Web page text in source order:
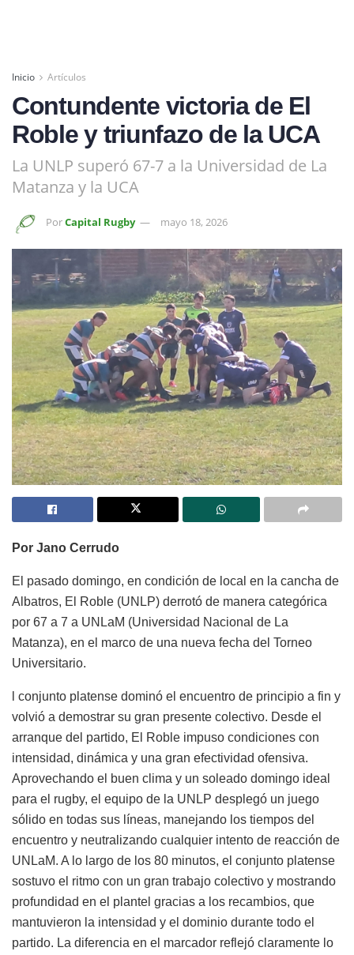
Inicio Artículos
Contundente victoria de El
Roble y triunfazo de la UCA
La UNLP superó 67-7 a la Universidad de La
Matanza y la UCA
PorCapital Rugby mayo 18, 2026
Por Jano Cerrudo
El pasado domingo, en condición de local en la cancha de
Albatros, El Roble (UNLP) derrotó de manera categórica
por 67 a 7 a UNLaM (Universidad Nacional de La
Matanza), en el marco de una nueva fecha del Torneo
Universitario.
l conjunto platense dominó el encuentro de principio a fin y
volvió a demostrar su gran presente colectivo. Desde el
arranque del partido, El Roble impuso condiciones con
intensidad, dinámica y una gran efectividad ofensiva.
Aprovechando el buen clima y un soleado domingo ideal
para el rugby, el equipo de la UNLP desplegó un juego
sólido en todas sus líneas, manejando los tiempos del
encuentro y neutralizando cualquier intento de reacción de
UNLaM. A lo largo de los 80 minutos, el conjunto platense
sostuvo el ritmo con un gran trabajo colectivo y mostrando
profundidad en el plantel gracias a los recambios, que
mantuvieron la intensidad y el dominio durante todo el
partido. La diferencia en el marcador reflejó claramente lo